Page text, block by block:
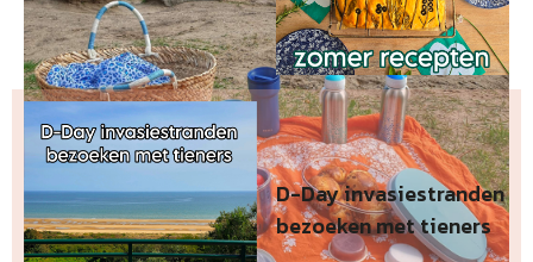
D-Day invasiestranden
bezoeken met tieners